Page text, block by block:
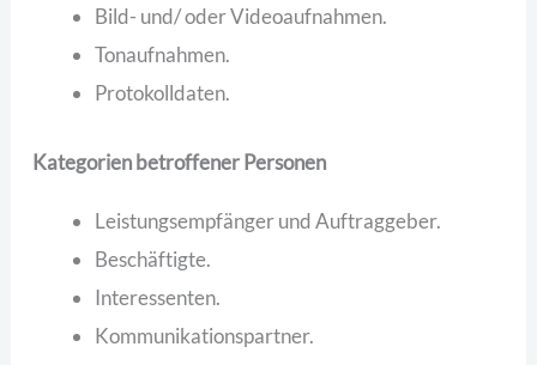
Bild- und/ oder Videoaufnahmen.
Tonaufnahmen.
Protokolldaten.
Kategorien betroffener Personen
Leistungsempfänger und Auftraggeber.
Beschäftigte.
Interessenten.
Kommunikationspartner.